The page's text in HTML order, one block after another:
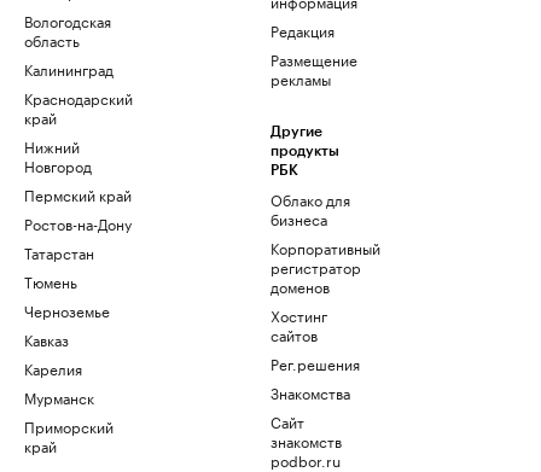
Вологодская
область
Калининград
Краснодарский
край
Нижний
Новгород
Пермский край
Ростов-на-Дону
Татарстан
Тюмень
Черноземье
Кавказ
Карелия
Мурманск
Приморский
край
Редакция
Размещение
рекламы
Другие
продукты
РБК
Облако для
бизнеса
Корпоративный
регистратор
доменов
Хостинг
сайтов
Рег.решения
Знакомства
Сайт
знакомств
podbor.ru